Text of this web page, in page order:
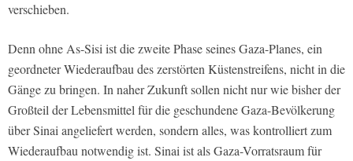
verschieben.
Denn ohne As-Sisi ist die zweite Phase seines Gaza-Planes, ein
geordneter Wiederaufbau des zerstörten Küstenstreifens, nicht in die
Gänge zu bringen. In naher Zukunft sollen nicht nur wie bisher der
Großteil der Lebensmittel für die geschundene Gaza-Bevölkerung
über Sinai angeliefert werden, sondern alles, was kontrolliert zum
Wiederaufbau notwendig ist. Sinai ist als Gaza-Vorratsraum für